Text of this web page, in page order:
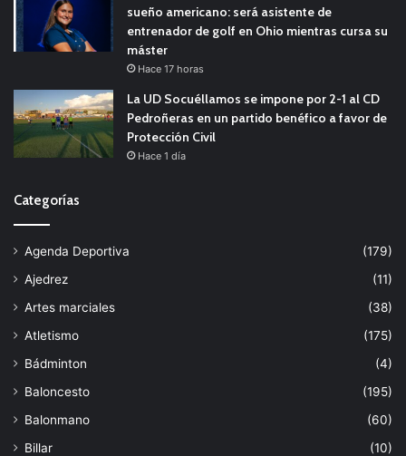
sueño americano: será asistente de
entrenador de golf en Ohio mientras cursa su
máster
Hace 17 horas
La UD Socuéllamos se impone por 2-1 al CD
Pedroñeras en un partido benéfico a favor de
Protección Civil
Hace 1 día
Categorías
Agenda Deportiva
(179)
Ajedrez
(11)
Artes marciales
(38)
Atletismo
(175)
Bádminton
(4)
Baloncesto
(195)
Balonmano
(60)
Billar
(10)